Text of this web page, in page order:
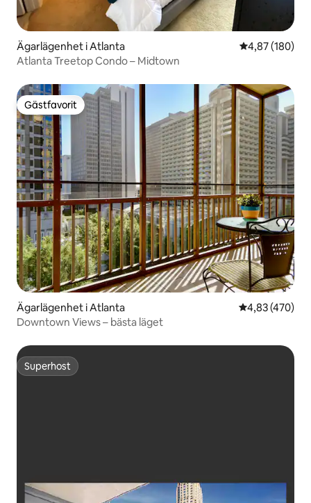
Ägarlägenhet i Atlanta 4,87 av 5 i
4,87 (180)
Atlanta Treetop Condo – Midtown
Gästfavorit
Gästfavorit
Ägarlägenhet i Atlanta 4,83 av 5 i
4,83 (470)
Downtown Views – bästa läget
Superhost
Superhost